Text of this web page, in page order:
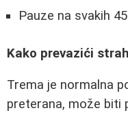
Pauze na svakih
Kako prevazići
Trema je normalna
preterana, može biti